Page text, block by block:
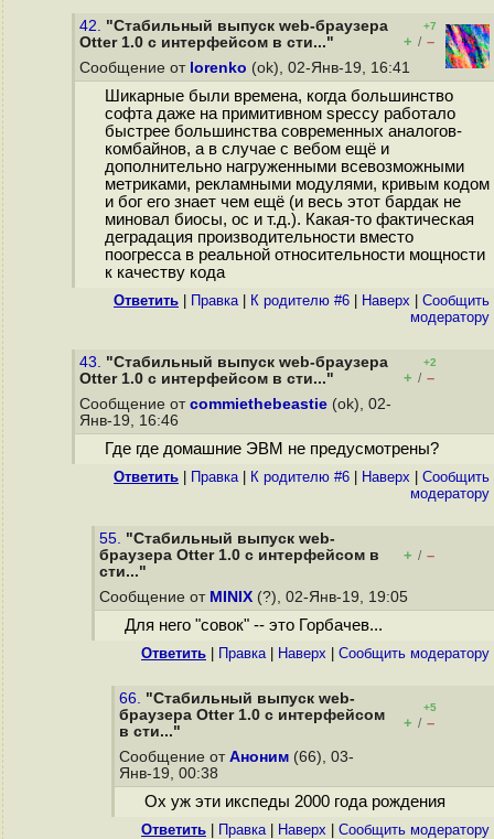
42. "Стабильный выпуск web-браузера
Otter 1.0 с интерфейсом в сти..."
+7
+ / –
Сообщение от lorenko (ok), 02-Янв-19, 16:41
Шикарные были времена, когда большинство
софта даже на примитивном speccy работало
быстрее большинства современных аналогов-
комбайнов, а в случае с вебом ещё и
дополнительно нагруженными всевозможными
метриками, рекламными модулями, кривым кодом
и бог его знает чем ещё (и весь этот бардак не
миновал биосы, ос и т.д.). Какая-то фактическая
деградация производительности вместо
поогресса в реальной относительности мощности
к качеству кода
Ответить Правка| К родителю #6 Наверх
Cообщить
модератору
43. "Стабильный выпуск web-браузера
Otter 1.0 с интерфейсом в сти..."
+2
+ / –
Сообщение от commiethebeastie (ok), 02-
Янв-19, 16:46
Где где домашние ЭВМ не предусмотрены?
Ответить Правка| К родителю #6 Наверх
Cообщить
модератору
55. "Стабильный выпуск web-
браузера Otter 1.0 с интерфейсом в
сти..."
+ / –
Сообщение от MINIX (?), 02-Янв-19, 19:05
Для него "совок" -- это Горбачев...
Ответить Правка| Наверх Cообщить модератору
66. "Стабильный выпуск web-
браузера Otter 1.0 с интерфейсом
в сти..."
+5
+ / –
Сообщение от Аноним (66), 03-
Янв-19, 00:38
Ох уж эти икспеды 2000 года рождения
Ответить Правка| Наверх Cообщить модератору